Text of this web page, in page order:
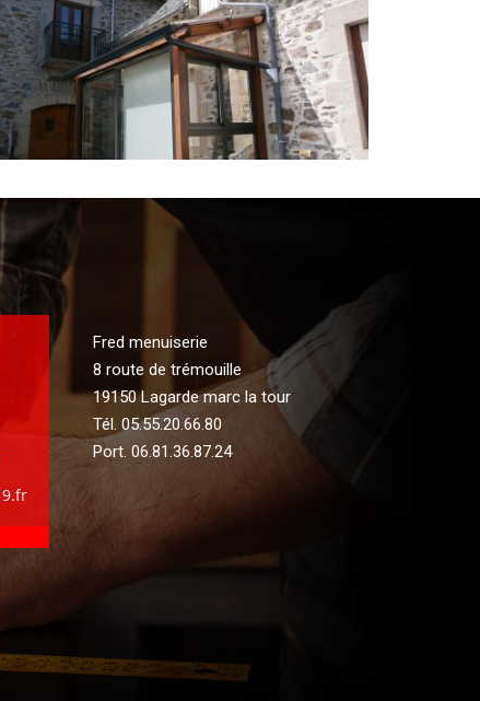
Fred menuiserie
8 route de trémouille
19150 Lagarde marc la tour
Tél. 05.55.20.66.80
Port. 06.81.36.87.24